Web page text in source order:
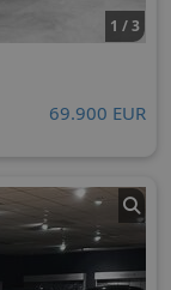
1 / 3
69.900 EUR